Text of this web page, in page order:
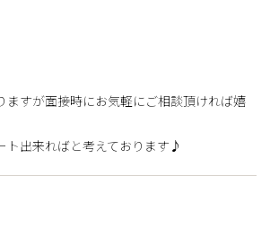
ますが面接時にお気軽にご相談頂ければ嬉
ト出来ればと考えております♪